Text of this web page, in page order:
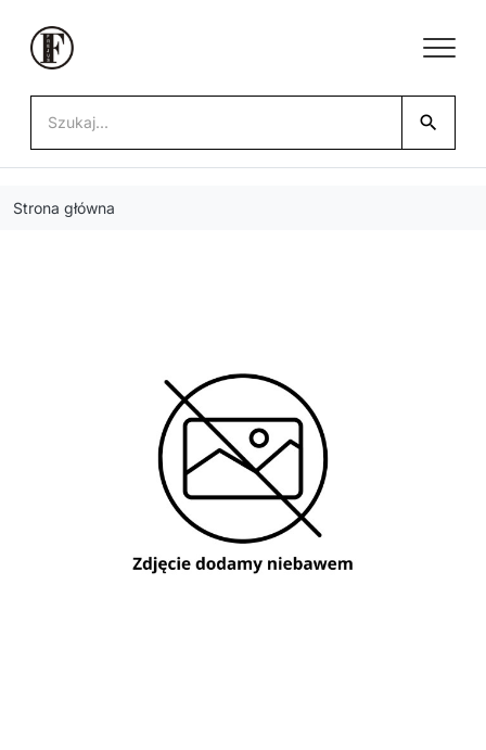
search
Strona główna